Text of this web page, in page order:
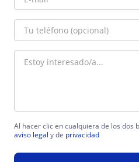
Al hacer clic en cualquiera de los dos
aviso legal y de privacidad